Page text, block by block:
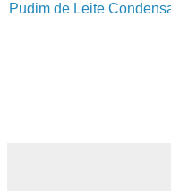
Pudim de Leite